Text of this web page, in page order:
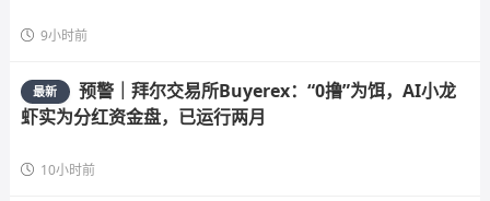
9小时前
最新
预警｜拜尔交易所Buyerex：“0撸”为饵，AI小龙
虾实为分红资金盘，已运行两月
10小时前